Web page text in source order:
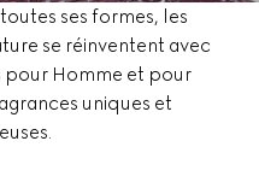
ses formes, les
se réinventent avec
pour Homme et pour
uniques et